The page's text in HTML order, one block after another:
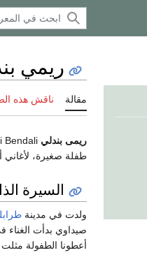
ريمي
مقالة ناقش هذه
ريمى بندلي
طفلة صغيرة، لأغاني
السيرة
ولدت في مدينة
صيداوي بدأت الغناء
أعطونا الطفولة